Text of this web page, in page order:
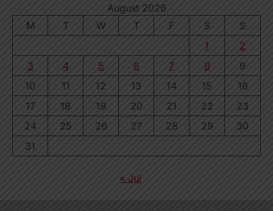
August 2026
M
T W T F S
S
1
2
3
4 5 6 7 8
9
10
11 12 13 14 15
16
17
18 19 20 21 22
23
24
25 26 27 28 29
30
31
« Jul